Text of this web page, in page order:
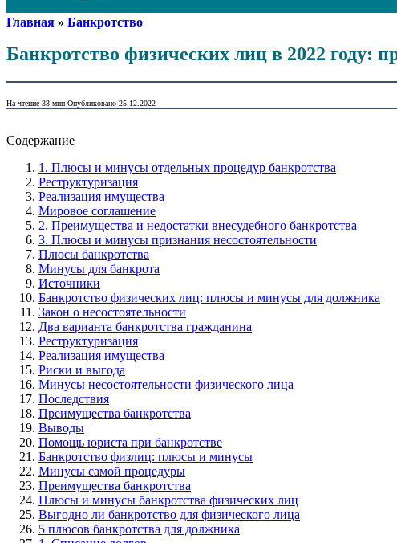
Главная » Банкротство
Банкротство физических лиц в 2022 году:
На чтение 33 мин Опубликовано 25.12.2022
Содержание
1. Плюсы и минусы отдельных процедур банкротства
Реструктуризация
Реализация имущества
Мировое соглашение
2. Преимущества и недостатки внесудебного банкротства
3. Плюсы и минусы признания несостоятельности
Плюсы банкротства
Минусы для банкрота
Источники
Банкротство физических лиц: плюсы и минусы для должника
Закон о несостоятельности
Два варианта банкротства гражданина
Реструктуризация
Реализация имущества
Риски и выгода
Минусы несостоятельности физического лица
Последствия
Преимущества банкротства
Выводы
Помощь юриста при банкротстве
Банкротство физлиц: плюсы и минусы
Минусы самой процедуры
Преимущества банкротства
Плюсы и минусы банкротства физических лиц
Выгодно ли банкротство для физического лица
5 плюсов банкротства для должника